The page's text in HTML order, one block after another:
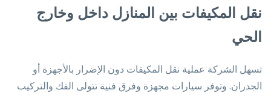
نقل المكيفات بين المنازل داخل وخارج
الحي
تسهل الشركة عملية نقل المكيفات دون الإضرار بالأجهزة أو
الجدران. وتوفر سيارات مجهزة وفرق فنية تتولى الفك والتركيب